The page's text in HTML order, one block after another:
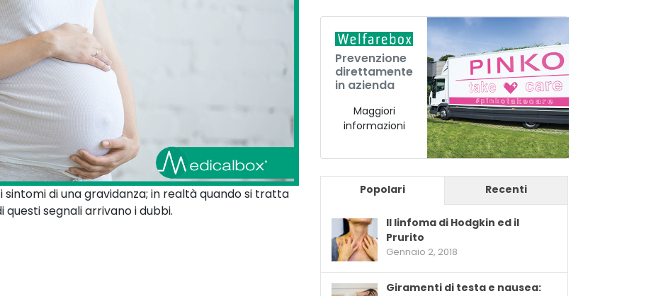
di una gravidanza; in realtà quando si tratta
segnali arrivano i dubbi.
Prevenzione
direttamente
in azienda
Maggiori
informazioni
Popolari Recenti
Il linfoma di Hodgkin ed il
Prurito
Gennaio 2, 2018
Giramenti di testa e nausea: